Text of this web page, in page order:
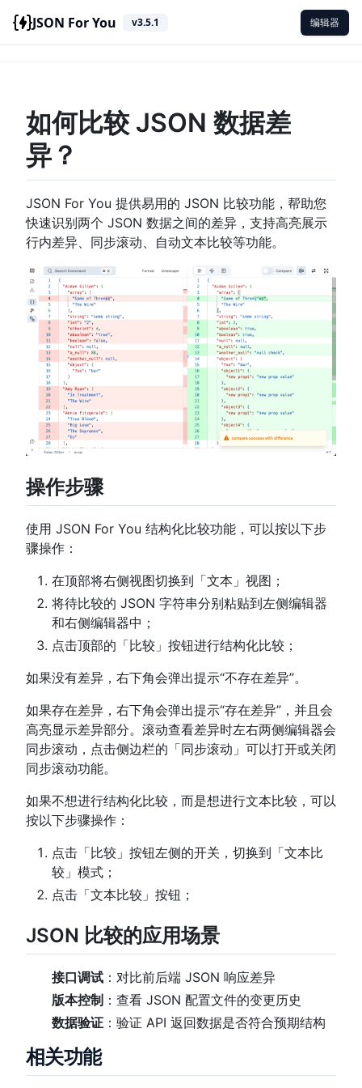
JSON For You v3.5.1 编辑器
如何比较 JSON 数据差
异？
JSON For You 提供易用的 JSON 比较功能，帮助您
快速识别两个 JSON 数据之间的差异，支持高亮展示
行内差异、同步滚动、自动文本比较等功能。
操作步骤
使用 JSON For You 结构化比较功能，可以按以下步
骤操作：
在顶部将右侧视图切换到「文本」视图；
将待比较的 JSON 字符串分别粘贴到左侧编辑器
和右侧编辑器中；
点击顶部的「比较」按钮进行结构化比较；
如果没有差异，右下角会弹出提示“不存在差异”。
如果存在差异，右下角会弹出提示“存在差异”，并且会
高亮显示差异部分。滚动查看差异时左右两侧编辑器会
同步滚动，点击侧边栏的「同步滚动」可以打开或关闭
同步滚动功能。
如果不想进行结构化比较，而是想进行文本比较，可以
按以下步骤操作：
点击「比较」按钮左侧的开关，切换到「文本比
较」模式；
点击「文本比较」按钮；
JSON 比较的应用场景
接口调试 ：对比前后端 JSON 响应差异
版本控制 ：查看 JSON 配置文件的变更历史
数据验证 ：验证 API 返回数据是否符合预期结构
相关功能